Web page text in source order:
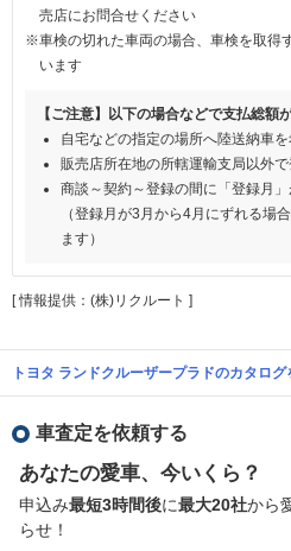
売店にお問合せください
※車検の切れた車両の場合、車検を取得
います
【ご注意】以下の場合などで支払総額
自宅などの指定の場所へ陸送納車
販売店所在地の所轄運輸支局以外
商談～契約～登録の間に「登録月
（登録月が3月から4月にずれる場
ます）
[ 情報提供：(株)リクルート ]
トヨタ ランドクルーザープラドのカタログ
車査定を依頼する
あなたの愛車、今いくら？
申込み最短3時間後に最大20社から
らせ！